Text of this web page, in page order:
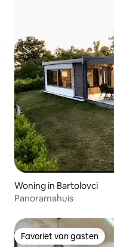
Woning in Bartolovci
Panoramahuis
Favoriet van gasten
Favoriet van gasten